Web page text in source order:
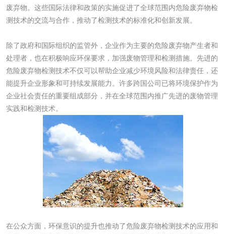
废弃物。这些国际法律和政策的实施促进了全球范围内危险废弃物检
测技术的交流与合作，推动了检测技术的标准化和创新发展。
除了政府和国际组织的监管外，企业作为主要的危险废弃物产生者和
处理者，也在积极响应环保要求，加强废物管理和检测措施。先进的
危险废弃物检测技术不仅可以帮助企业减少环境风险和法律责任，还
能提升企业形象和可持续发展能力。许多跨国公司已将环境保护作为
企业社会责任的重要组成部分，并在全球范围内推广先进的废物管理
实践和检测技术。
在公众方面，环保意识的提升也推动了危险废弃物检测技术的应用和
花露水检测 蚊香液检测
清洗剂检测 日化产品毒理检测
洗手液检测
水处理剂
水处理药剂检测
工业乳状氢氧化钙
检测
铝酸钙检测